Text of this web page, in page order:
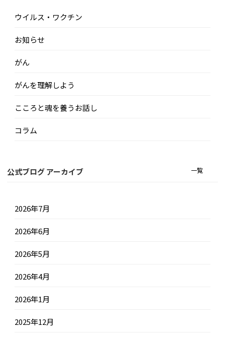
ウイルス・ワクチン
お知らせ
がん
がんを理解しよう
こころと魂を養うお話し
コラム
公式ブログ アーカイブ 一覧
2026年7月
2026年6月
2026年5月
2026年4月
2026年1月
2025年12月